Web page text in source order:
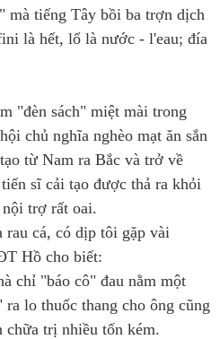
mà tiếng Tây bồi ba trợn dịch
là hết, lổ là nước - l'eau; đía
"đèn sách" miệt mài trong
chủ nghĩa nghèo mạt ăn sắn
từ Nam ra Bắc và trở về
sĩ cải tạo được thả ra khỏi
trợ rất oai.
cá, có dịp tôi gặp vài
Hồ cho biết:
chỉ "báo cô" đau nằm một
lo thuốc thang cho ông cũng
chữa trị nhiều tốn kém.